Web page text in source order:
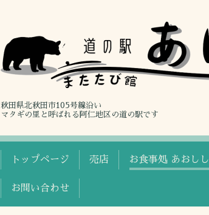
秋田県北秋田市105号線沿い
マタギの里と呼ばれる阿仁地区の道の駅です
トップページ 売店 お食事処 あおしし
お問い合わせ